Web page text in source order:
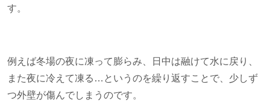
す。
例えば冬場の夜に凍って膨らみ、日中は融けて水に戻り、
また夜に冷えて凍る…というのを繰り返すことで、少しず
つ外壁が傷んでしまうのです。